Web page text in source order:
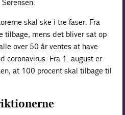
skal ske i tre faser. Fra
tilbage, mens det bliver sat op
over 50 år ventes at have
coronavirus. Fra 1. august er
at 100 procent skal tilbage til